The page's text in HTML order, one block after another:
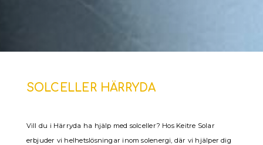
SOLCELLER HÄRRYDA
Vill du i Härryda ha hjälp med solceller? Hos Keitre Solar
erbjuder vi helhetslösningar inom solenergi, där vi hjälper dig